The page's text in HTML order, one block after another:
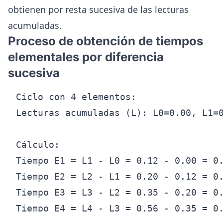
obtienen por resta sucesiva de las lecturas
acumuladas.
Proceso de obtención de tiempos
elementales por diferencia
sucesiva
Ciclo con 4 elementos:
Lecturas acumuladas (L): L0=0.00,
Cálculo:
Tiempo E1 = L1 - L0 = 0.12 - 0.00 =
Tiempo E2 = L2 - L1 = 0.20 - 0.12 =
Tiempo E3 = L3 - L2 = 0.35 - 0.20 =